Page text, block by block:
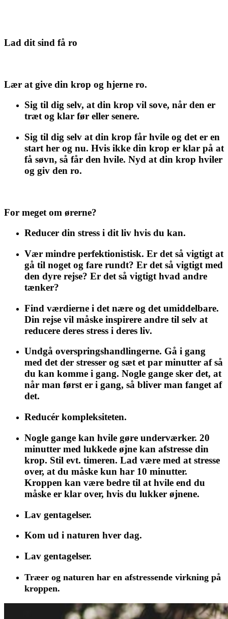
Lad dit sind få ro
Lær at give din krop og hjerne ro.
Sig til dig selv, at din krop vil sove, når den er
træt og klar før eller senere.
Sig til dig selv at din krop får hvile og det er en
start her og nu. Hvis ikke din krop er klar på at
få søvn, så får den hvile. Nyd at din krop hviler
og giv den ro.
For meget om ørerne?
Reducer din stress i dit liv hvis du kan.
Vær mindre perfektionistisk. Er det så vigtigt at
gå til noget og fare rundt? Er det så vigtigt med
den dyre rejse? Er det så vigtigt hvad andre
tænker?
Find værdierne i det nære og det umiddelbare.
Din rejse vil måske inspirere andre til selv at
reducere deres stress i deres liv.
Undgå overspringshandlingerne. Gå i gang
med det der stresser og sæt et par minutter af så
du kan komme i gang. Nogle gange sker det, at
når man først er i gang, så bliver man fanget af
det.
Reducér kompleksiteten.
Nogle gange kan hvile gøre underværker. 20
minutter med lukkede øjne kan afstresse din
krop. Stil evt. timeren. Lad være med at stresse
over, at du måske kun har 10 minutter.
Kroppen kan være bedre til at hvile end du
måske er klar over, hvis du lukker øjnene.
Lav gentagelser.
Kom ud i naturen hver dag.
Lav gentagelser.
Træer og naturen har en afstressende virkning på
kroppen.